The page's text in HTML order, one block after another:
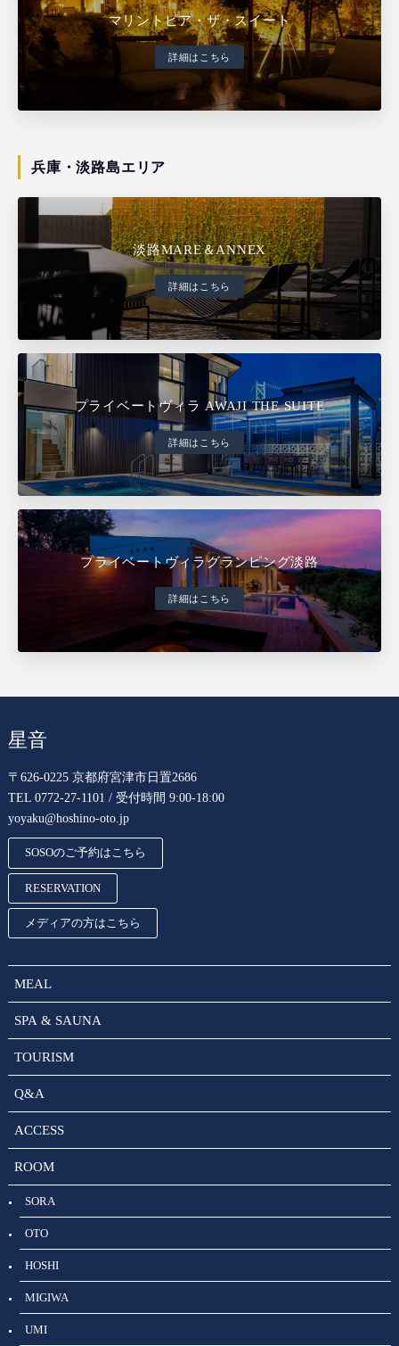
マリントピア・ザ・スイート
詳細はこちら
兵庫・淡路島エリア
淡路MARE＆ANNEX
詳細はこちら
プライベートヴィラ AWAJI THE SUITE
詳細はこちら
プライベートヴィラグランピング淡路
詳細はこちら
星音
〒626-0225 京都府宮津市日置2686
TEL 0772-27-1101 / 受付時間 9:00-18:00
yoyaku@hoshino-oto.jp
SOSOのご予約はこちら
RESERVATION
メディアの方はこちら
MEAL
SPA & SAUNA
TOURISM
Q&A
ACCESS
ROOM
SORA
OTO
HOSHI
MIGIWA
UMI